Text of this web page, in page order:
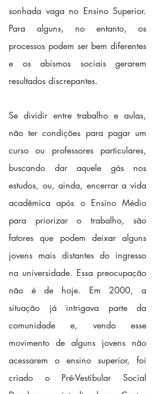
sonhada vaga no Ensino Superior.
Para alguns, no entanto, os
processos podem ser bem diferentes
e os abismos sociais gerarem
resultados discrepantes.
Se dividir entre trabalho e aulas,
não ter condições para pagar um
curso ou professores particulares,
buscando dar aquele gás nos
estudos, ou, ainda, encerrar a vida
acadêmica após o Ensino Médio
para priorizar o trabalho, são
fatores que podem deixar alguns
jovens mais distantes do ingresso
na universidade. Essa preocupação
não é de hoje. Em 2000, a
situação já intrigava parte da
comunidade e, vendo esse
movimento de alguns jovens não
acessarem o ensino superior, foi
criado o Pré-Vestibular Social